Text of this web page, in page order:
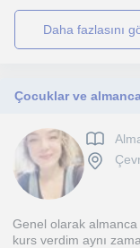
daha fazlasını
Genel olarak almanca
kurs verdim aynı